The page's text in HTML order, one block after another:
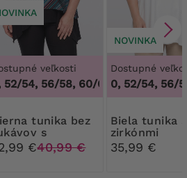
veľkosti
54, 56/58, 60/62 48/50, 52/54,
s
a
opasky
€40,99 €
NOVINKA
Dostupné
48/50, 52/54, 56/
Biela tunika so
zirkónmi
35,99 €